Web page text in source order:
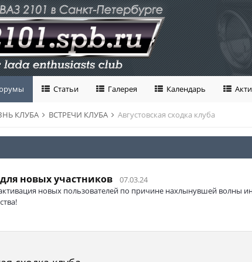
Статьи Галерея Календарь
КЛУБА ВСТРЕЧИ КЛУБА Августовская сходка клуба
новых участников
07.03.24
новых пользователей по причине нахлынувшей волны